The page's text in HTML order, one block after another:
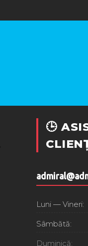
🕒
Luni — Vineri:
Sâmbătă:
Duminică: